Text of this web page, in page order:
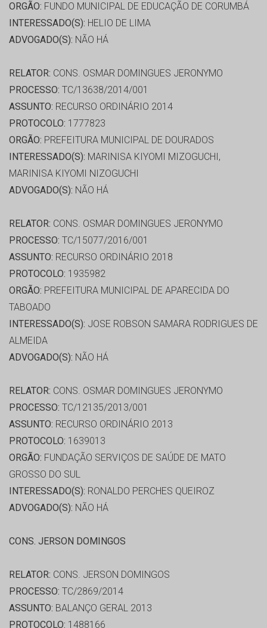
ORGÃO: FUNDO MUNICIPAL DE EDUCAÇÃO DE CORUMBÁ
INTERESSADO(S): HELIO DE LIMA
ADVOGADO(S): NÃO HÁ
RELATOR: CONS. OSMAR DOMINGUES JERONYMO
PROCESSO: TC/13638/2014/001
ASSUNTO: RECURSO ORDINÁRIO 2014
PROTOCOLO: 1777823
ORGÃO: PREFEITURA MUNICIPAL DE DOURADOS
INTERESSADO(S): MARINISA KIYOMI MIZOGUCHI,
MARINISA KIYOMI NIZOGUCHI
ADVOGADO(S): NÃO HÁ
RELATOR: CONS. OSMAR DOMINGUES JERONYMO
PROCESSO: TC/15077/2016/001
ASSUNTO: RECURSO ORDINÁRIO 2018
PROTOCOLO: 1935982
ORGÃO: PREFEITURA MUNICIPAL DE APARECIDA DO
TABOADO
INTERESSADO(S): JOSE ROBSON SAMARA RODRIGUES DE
ALMEIDA
ADVOGADO(S): NÃO HÁ
RELATOR: CONS. OSMAR DOMINGUES JERONYMO
PROCESSO: TC/12135/2013/001
ASSUNTO: RECURSO ORDINÁRIO 2013
PROTOCOLO: 1639013
ORGÃO: FUNDAÇÃO SERVIÇOS DE SAÚDE DE MATO
GROSSO DO SUL
INTERESSADO(S): RONALDO PERCHES QUEIROZ
ADVOGADO(S): NÃO HÁ
CONS. JERSON DOMINGOS
RELATOR: CONS. JERSON DOMINGOS
PROCESSO: TC/2869/2014
ASSUNTO: BALANÇO GERAL 2013
PROTOCOLO: 1488166